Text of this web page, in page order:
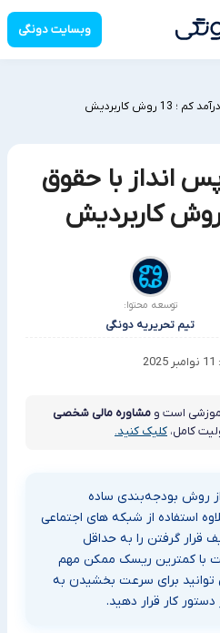
وبسایت دونگی
کاربردیش
انداز با حقوق
توسعه محتوا:
تیم تحریریه دونگی
است و مشاوره مالی شخصی
کامل، کلیک کنید.
روش بودجه‌بندی ساده
بعلاوه استفاده از شبکه های اجتماعی
قرار گرفتن را به حداقل
با کمترین ریسک ممکن مهم
برای سرعت بخشیدن به
کار قرار دهید.